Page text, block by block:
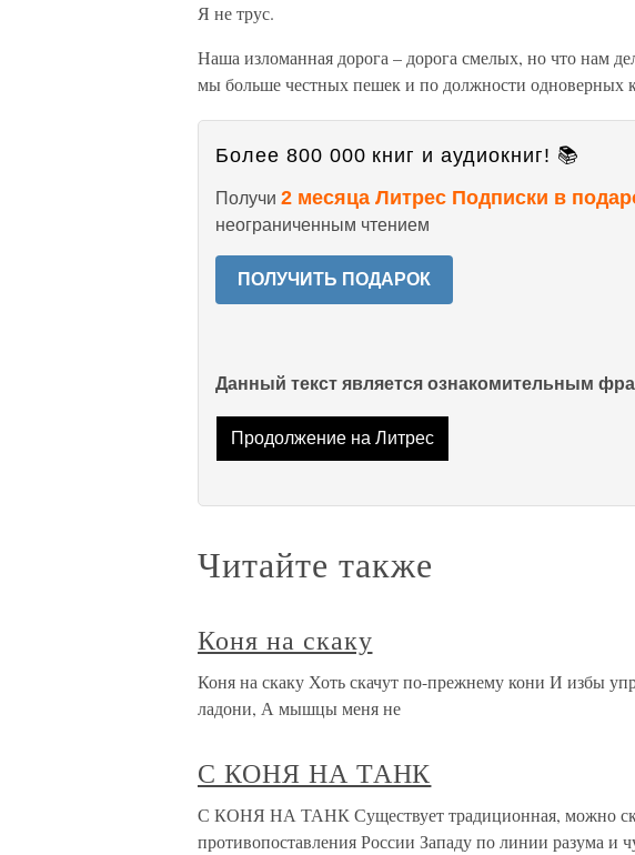
Я не трус.
Наша изломанная дорога – дорога смелых, но что нам
мы больше честных пешек и по должности одноверных
Более 800 000 книг и аудиокниг! 📚
Получи 2 месяца Литрес Подписки в
неограниченным чтением
ПОЛУЧИТЬ ПОДАРОК
Данный текст является ознакомительным
Продолжение на Литрес
Читайте также
Коня на скаку
Коня на скаку Хоть скачут по-прежнему кони И избы
ладони, А мышцы меня не
С КОНЯ НА ТАНК
С КОНЯ НА ТАНК Существует традиционная, можно
противопоставления России Западу по линии разума и